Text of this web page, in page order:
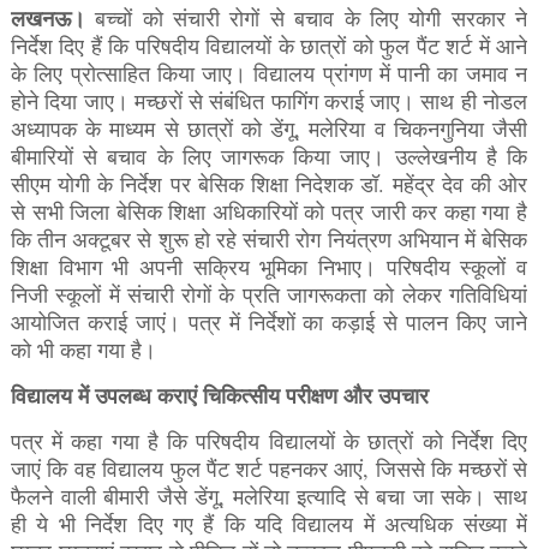
लखनऊ।बच्चों को संचारी रोगों से बचाव के लिए योगी सरकार ने
निर्देश दिए हैं कि परिषदीय विद्यालयों के छात्रों को फुल पैंट शर्ट में आने
के लिए प्रोत्साहित किया जाए। विद्यालय प्रांगण में पानी का जमाव न
होने दिया जाए। मच्छरों से संबंधित फागिंग कराई जाए। साथ ही नोडल
अध्यापक के माध्यम से छात्रों को डेंगू, मलेरिया व चिकनगुनिया जैसी
बीमारियों से बचाव के लिए जागरूक किया जाए। उल्लेखनीय है कि
सीएम योगी के निर्देश पर बेसिक शिक्षा निदेशक डॉ. महेंद्र देव की ओर
से सभी जिला बेसिक शिक्षा अधिकारियों को पत्र जारी कर कहा गया है
कि तीन अक्टूबर से शुरू हो रहे संचारी रोग नियंत्रण अभियान में बेसिक
शिक्षा विभाग भी अपनी सक्रिय भूमिका निभाए। परिषदीय स्कूलों व
निजी स्कूलों में संचारी रोगों के प्रति जागरूकता को लेकर गतिविधियां
आयोजित कराई जाएं। पत्र में निर्देशों का कड़ाई से पालन किए जाने
को भी कहा गया है।
विद्यालय में उपलब्ध कराएं चिकित्सीय परीक्षण और उपचार
पत्र में कहा गया है कि परिषदीय विद्यालयों के छात्रों को निर्देश दिए
जाएं कि वह विद्यालय फुल पैंट शर्ट पहनकर आएं, जिससे कि मच्छरों से
फैलने वाली बीमारी जैसे डेंगू, मलेरिया इत्यादि से बचा जा सके। साथ
ही ये भी निर्देश दिए गए हैं कि यदि विद्यालय में अत्यधिक संख्या में